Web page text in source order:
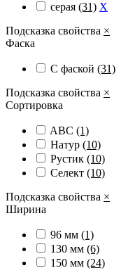
серая (31) X
Подсказка свойства ×
Фаска
С фаской (31)
Подсказка свойства ×
Сортировка
ABC (1)
Натур (10)
Рустик (10)
Селект (10)
Подсказка свойства ×
Ширина
96 мм (1)
130 мм (6)
150 мм (24)